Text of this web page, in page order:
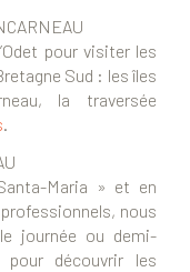
pour visiter les
Sud : les îles
la traversée
.
Maria » et en
nous
journée ou demi-
découvrir les